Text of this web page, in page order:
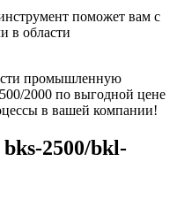
поможет вам с
в области
промышленную
2000 по выгодной цене
в вашей компании!
2500/bkl-